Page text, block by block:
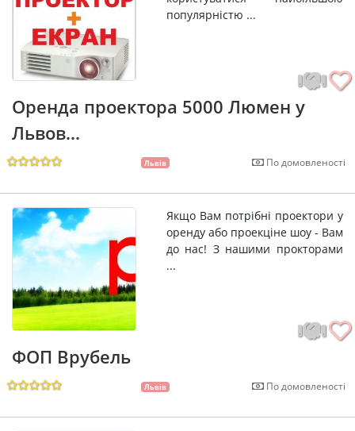
популярністю ...
Оренда проектора 5000 Люмен у
Львов...
Львів По домовленості
Якщо Вам потрібні проектори у
оренду або проекціне шоу - Вам
до нас! З нашими прокторами
...
ФОП Врубель
Львів По домовленості